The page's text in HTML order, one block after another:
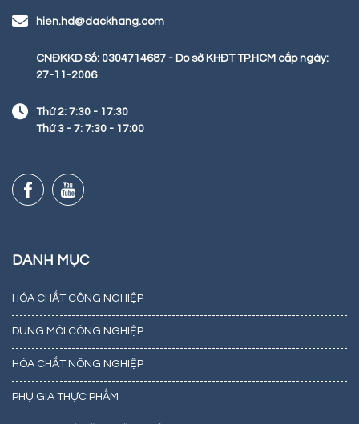
hien.hd@dackhang.com
CNĐKKD Số: 0304714687 - Do sở KHĐT TP.HCM cấp ngày:
27-11-2006
Thứ 2: 7:30 - 17:30
Thứ 3 - 7: 7:30 - 17:00
DANH MỤC
HÓA CHẤT CÔNG NGHIỆP
DUNG MÔI CÔNG NGHIỆP
HÓA CHẤT NÔNG NGHIỆP
PHỤ GIA THỰC PHẨM